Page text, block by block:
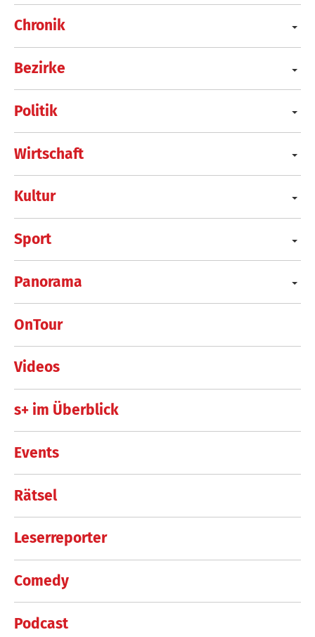
Chronik
Bezirke
Politik
Wirtschaft
Kultur
Sport
Panorama
OnTour
Videos
s+ im Überblick
Events
Rätsel
Leserreporter
Comedy
Podcast